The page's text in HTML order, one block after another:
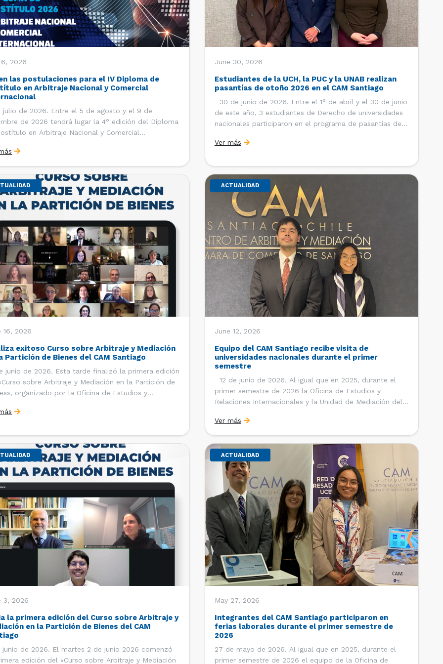
2026
las postulaciones para el IV Diploma de
en Arbitraje Nacional y Comercial
julio de 2026. Entre el 5 de agosto y el 9 de
de 2026 tendrá lugar la 4° edición del Diploma
en Arbitraje Nacional y Comercial
Internacional de la Facultad de Derecho de la
de Chile y […]
June 30, 2026
Estudiantes de la UCH, la PUC y la UNAB realizan
pasantías de otoño 2026 en el CAM Santiago
30 de junio de 2026. Entre el 1° de abril y el 30 de junio
de este año, 3 estudiantes de Derecho de universidades
nacionales participaron en el programa de pasantías del
Comercio de Santiago (CCS). Así, se realizaron […]
Ver más
16, 2026
exitoso Curso sobre Arbitraje y Mediación
Partición de Bienes del CAM Santiago
junio de 2026. Esta tarde finalizó la primera edición
sobre Arbitraje y Mediación en la Partición de
organizado por la Oficina de Estudios y
(CAM) de la Cámara de Comercio de Santiago
ACTUALIDAD
June 12, 2026
Equipo del CAM Santiago recibe visita de
universidades nacionales durante el primer
semestre
12 de junio de 2026. Al igual que en 2025, durante el
primer semestre de 2026 la Oficina de Estudios y
Relaciones Internacionales y la Unidad de Mediación del
Comercio de Santiago (CCS) han recibido la visita de
estudiantes de […]
Ver más
3, 2026
la primera edición del Curso sobre Arbitraje y
en la Partición de Bienes del CAM
junio de 2026. El martes 2 de junio 2026 comenzó
edición del «Curso sobre Arbitraje y Mediación
ACTUALIDAD
May 27, 2026
Integrantes del CAM Santiago participaron en
ferias laborales durante el primer semestre de
2026
27 de mayo de 2026. Al igual que en 2025, durante el
primer semestre de 2026 el equipo de la Oficina de